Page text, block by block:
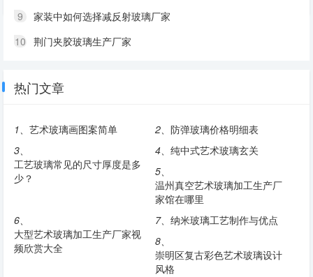
9
家装中如何选择减反射玻璃厂家
10 荆门夹胶玻璃生产厂家
热门文章
1、 艺术玻璃画图案简单 2、 防弹玻璃价格明细表
3、
工艺玻璃常见的尺寸厚度是多
少？
4、 纯中式艺术玻璃玄关
5、
温州真空艺术玻璃加工生产厂
家馆在哪里
6、
大型艺术玻璃加工生产厂家视
频欣赏大全
7、 纳米玻璃工艺制作与优点
8、
崇明区复古彩色艺术玻璃设计
风格